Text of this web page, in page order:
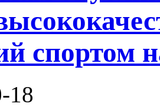
спортом
18